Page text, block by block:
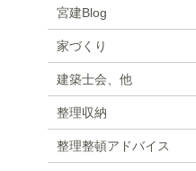
宮建Blog
家づくり
建築士会、他
整理収納
整理整頓アドバイス